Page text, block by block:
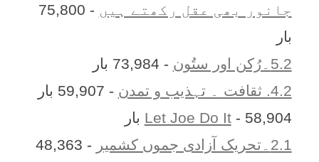
جانور بھی عقل رکھتے ہیں
- 75,800
بار
5.2۔رُکن اور ستُون
- 73,984 بار
4.2. ثقافت ۔ تہذیب و تمدن
- 59,907 بار
Let Joe Do It- 58,904 بار
2.1۔تحریک آزادی جموں کشمیر
- 48,363